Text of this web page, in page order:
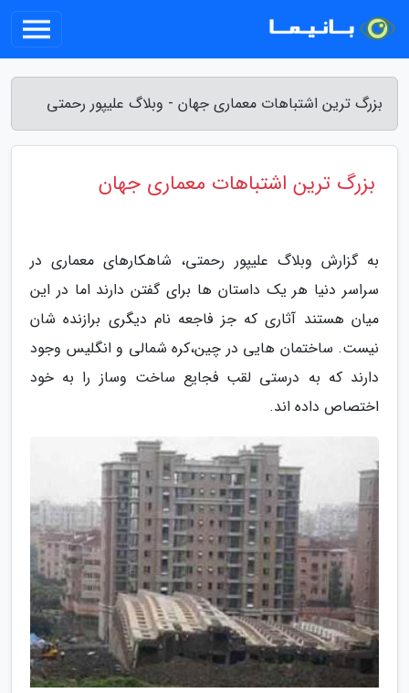
بزرگ ترین اشتباهات معماری جهان - وبلاگ علیپور رحمتی
بزرگ ترین اشتباهات معماری جهان
به گزارش وبلاگ علیپور رحمتی، شاهکارهای معماری در
سراسر دنیا هر یک داستان ها برای گفتن دارند اما در این
میان هستند آثاری که جز فاجعه نام دیگری برازنده شان
نیست. ساختمان هایی در چین،کره شمالی و انگلیس وجود
دارند که به درستی لقب فجایع ساخت وساز را به خود
اختصاص داده اند.